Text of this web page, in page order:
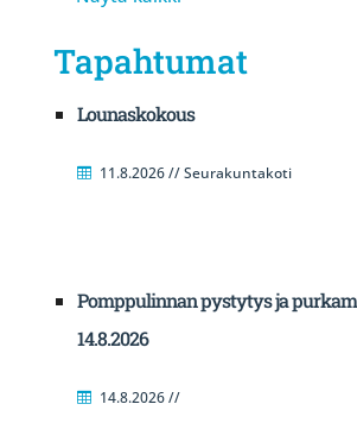
Tapahtumat
Lounaskokous
11.8.2026 // Seurakuntakoti
Pomppulinnan pystytys ja
14.8.2026
14.8.2026 //